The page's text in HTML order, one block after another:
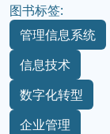
图书标签:
管理信息系统
信息技术
数字化转型
企业管理